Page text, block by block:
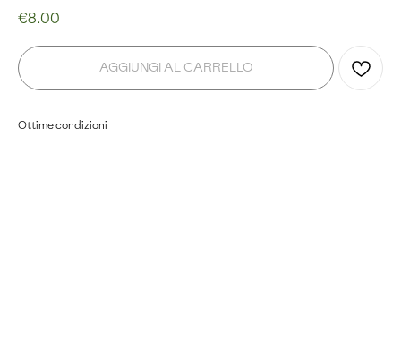
€8.00
AGGIUNGI AL CARRELLO
Ottime condizioni